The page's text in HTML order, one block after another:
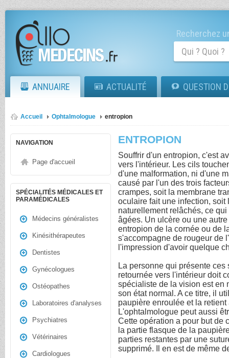
Recherchez
ANNUAIRE ACTUALITÉ QUESTION
Accueil Ophtalmologue entropion
NAVIGATION
Page d'accueil
SPÉCIALITÉS MÉDICALES ET
PARAMÉDICALES
Médecins généralistes
Kinésithérapeutes
Dentistes
Gynécologues
Ostéopathes
Laboratoires d'analyses
Psychiatres
Vétérinaires
Cardiologues
ENTROPION
Souffrir d'un entropion, c'est
vers l'intérieur. Les cils
d'une malformation, ni d'une
causé par l'un des trois
crampes, soit la membrane
oculaire fait une infection,
naturellement relâchés, ce
âgées. Un ulcère ou une
entropion de la cornée ou de
s'accompagne de rougeur de
l'impression d'avoir quelque
La personne qui présente
retournée vers l'intérieur doit
spécialiste de la vision est en
son état normal. A ce titre, il
paupière enroulée et la
L'ophtalmologue peut aussi
Cette opération a pour but de
la partie flasque de la
parties restantes par une
supprimé. Il en est de même